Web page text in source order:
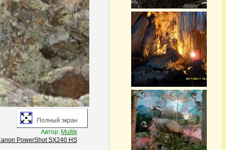
Полный экран
Автор: Multik
PowerShot SX240 HS